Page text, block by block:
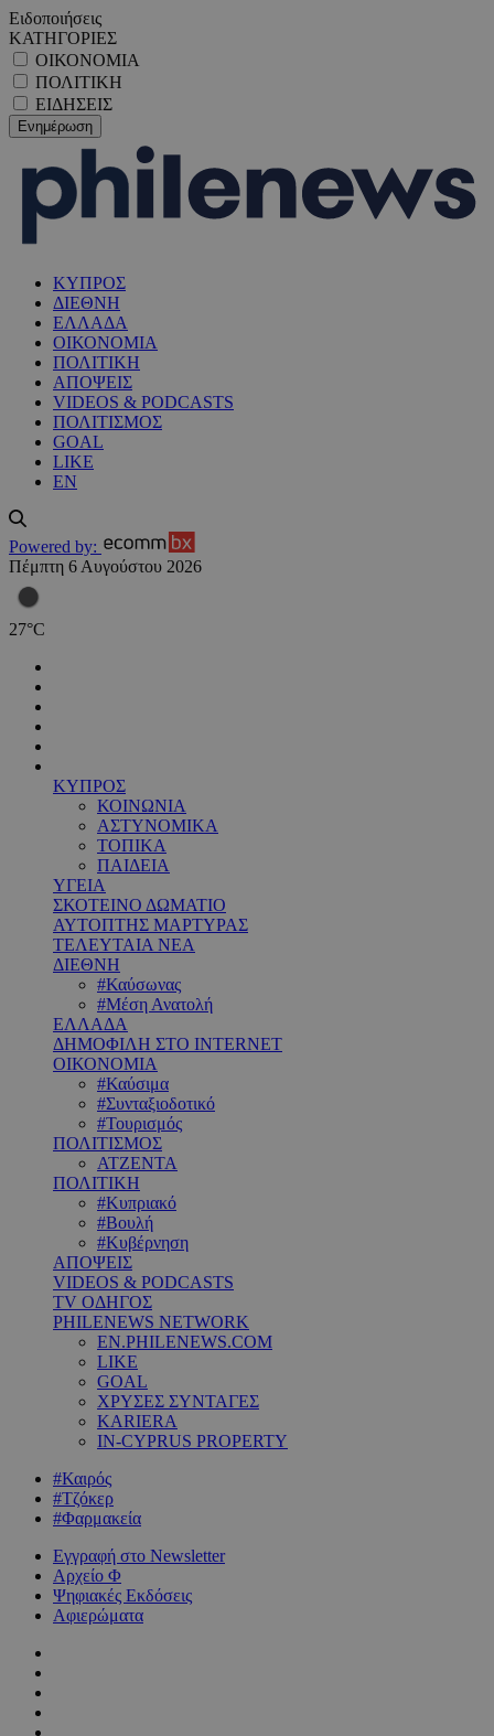
Ειδοποιήσεις
ΚΑΤΗΓΟΡΙΕΣ
ΟΙΚΟΝΟΜΙΑ
ΠΟΛΙΤΙΚΗ
ΕΙΔΗΣΕΙΣ
ΚΥΠΡΟΣ
ΔΙΕΘΝΗ
ΕΛΛΑΔΑ
ΟΙΚΟΝΟΜΙΑ
ΠΟΛΙΤΙΚΗ
ΑΠΟΨΕΙΣ
VIDEOS & PODCASTS
ΠΟΛΙΤΙΣΜΟΣ
GOAL
LIKE
EN
Powered by:
Πέμπτη 6 Αυγούστου 2026
27°C
ΚΥΠΡΟΣ
ΚΟΙΝΩΝΙΑ
ΑΣΤΥΝΟΜΙΚΑ
ΤΟΠΙΚΑ
ΠΑΙΔΕΙΑ
ΥΓΕΙΑ
ΣΚΟΤΕΙΝΟ ΔΩΜΑΤΙΟ
ΑΥΤΟΠΤΗΣ ΜΑΡΤΥΡΑΣ
ΤΕΛΕΥΤΑΙΑ ΝΕΑ
ΔΙΕΘΝΗ
#Καύσωνας
#Μέση Ανατολή
ΕΛΛΑΔΑ
ΔΗΜΟΦΙΛΗ ΣΤΟ INTERNET
ΟΙΚΟΝΟΜΙΑ
#Καύσιμα
#Συνταξιοδοτικό
#Τουρισμός
ΠΟΛΙΤΙΣΜΟΣ
ΑΤΖΕΝΤΑ
ΠΟΛΙΤΙΚΗ
#Κυπριακό
#Βουλή
#Κυβέρνηση
ΑΠΟΨΕΙΣ
VIDEOS & PODCASTS
TV ΟΔΗΓΟΣ
PHILENEWS NETWORK
EN.PHILENEWS.COM
LIKE
GOAL
ΧΡΥΣΕΣ ΣΥΝΤΑΓΕΣ
KARIERA
IN-CYPRUS PROPERTY
#Καιρός
#Τζόκερ
#Φαρμακεία
Εγγραφή στο Newsletter
Αρχείο Φ
Ψηφιακές Εκδόσεις
Αφιερώματα